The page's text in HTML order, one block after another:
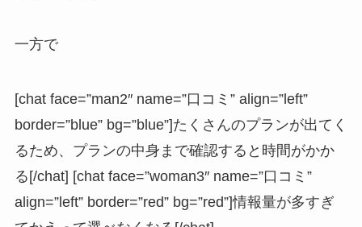
一方で
[chat face=”man2″ name=”口コミ” align=”left”
border=”blue” bg=”blue”]たくさんのプランが出てく
るため、プランの中身まで確認すると時間がかか
る[/chat] [chat face=”woman3″ name=”口コミ”
align=”left” border=”red” bg=”red”]情報量が多すぎ